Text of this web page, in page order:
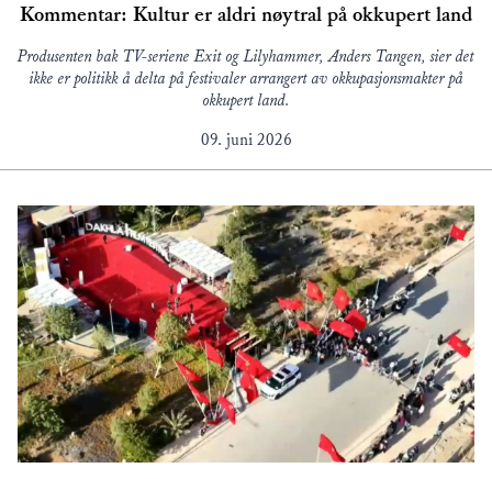
Kommentar: Kultur er aldri nøytral på okkupert land
Produsenten bak TV-seriene Exit og Lilyhammer, Anders Tangen, sier det
ikke er politikk å delta på festivaler arrangert av okkupasjonsmakter på
okkupert land.
09. juni 2026